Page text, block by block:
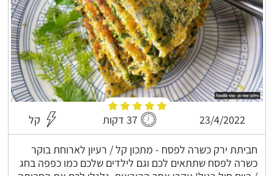
23/4/2022 37 דקות קל
חביתת ירק כשרה לפסח - מתכון קל / רעיון לארוחת בוקר
כשרה לפסח שתתאים לכם וגם לילדים שלכם כמו כפפה בחג